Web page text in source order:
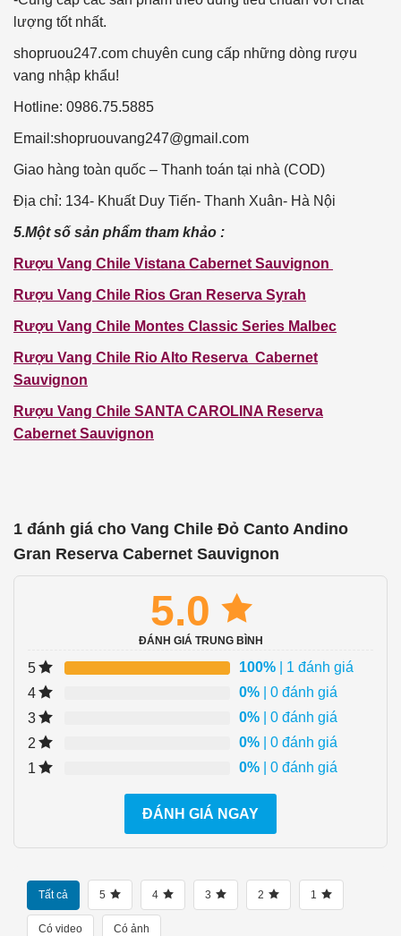
lượng tốt nhất.
shopruou247.com chuyên cung cấp những dòng rượu
vang nhập khẩu!
Hotline: 0986.75.5885
Email:shopruouvang247@gmail.com
Giao hàng toàn quốc – Thanh toán tại nhà (COD)
Địa chỉ: 134- Khuất Duy Tiến- Thanh Xuân- Hà Nội
5.Một số sản phẩm tham khảo :
Rượu Vang Chile Vistana Cabernet Sauvignon
Rượu Vang Chile Rios Gran Reserva Syrah
Rượu Vang Chile Montes Classic Series Malbec
Rượu Vang Chile Rio Alto Reserva Cabernet
Sauvignon
Rượu Vang Chile SANTA CAROLINA Reserva
Cabernet Sauvignon
1 đánh giá cho Vang Chile Đỏ Canto Andino
Gran Reserva Cabernet Sauvignon
5.0
ĐÁNH GIÁ TRUNG BÌNH
5 100% | 1 đánh giá
4
0% | 0 đánh giá
3
0% | 0 đánh giá
2
0% | 0 đánh giá
1
0% | 0 đánh giá
ĐÁNH GIÁ NGAY
Tất cả 5 4 3 2 1
Có video Có ảnh